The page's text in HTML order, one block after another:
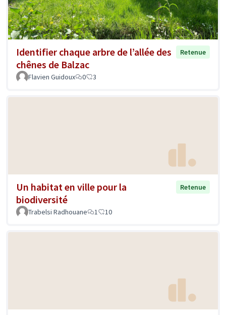
Identifier chaque arbre de l’allée des
chênes de Balzac
Retenue
Flavien Guidoux 0 3
Un habitat en ville pour la
biodiversité
Retenue
Trabelsi Radhouane 1 10